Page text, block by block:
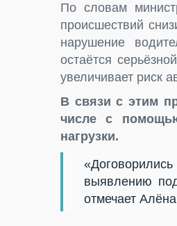
По словам
происшествий
нарушение
остаётся
увеличивает риск
В связи с этим
числе с
нагрузки.
выявлению
отмечает